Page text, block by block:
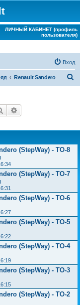
ЛИЧНЫЙ КАБИНЕТ (профиль
пользователя)
Вход
Renault Sandero
Поиск
(StepWay) - ТО-8
(StepWay) - ТО-7
(StepWay) - ТО-6
(StepWay) - ТО-5
(StepWay) - ТО-4
(StepWay) - ТО-3
(StepWay) - ТО-2